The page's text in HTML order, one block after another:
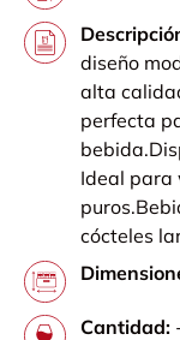
diseño
alta
perfecta
Ideal para
cócteles
Cantidad: